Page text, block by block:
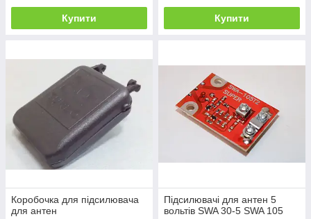
Купити Купити
Коробочка для підсилювача
для антен
Підсилювачі для антен 5
вольтів SWA 30-5 SWA 105